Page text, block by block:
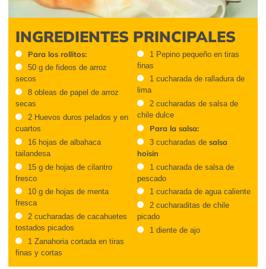
INGREDIENTES PRINCIPALES
Para los rollitos:
50 g de fideos de arroz
secos
8 obleas de papel de arroz
secas
2 Huevos duros pelados y en
cuartos
16 hojas de albahaca
tailandesa
15 g de hojas de cilantro
fresco
10 g de hojas de menta
fresca
2 cucharadas de cacahuetes
tostados picados
1 Zanahoria cortada en tiras
finas y cortas
1 Pepino pequeño en tiras
finas
1 cucharada de ralladura de
lima
2 cucharadas de salsa de
chile dulce
Para la salsa:
3 cucharadas de salsa
hoisin
1 cucharada de salsa de
pescado
1 cucharada de agua caliente
2 cucharaditas de chile
picado
1 diente de ajo